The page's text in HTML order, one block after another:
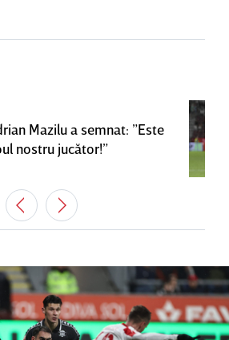
Mazilu a semnat: ”Este
nostru jucător!”